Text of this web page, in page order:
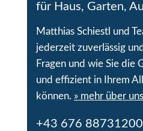
für Haus, Garten,
Matthias Schiestl und
jederzeit zuverlässig
Fragen und wie Sie die
und effizient in Ihrem
können. » mehr über
+43 676 88731200